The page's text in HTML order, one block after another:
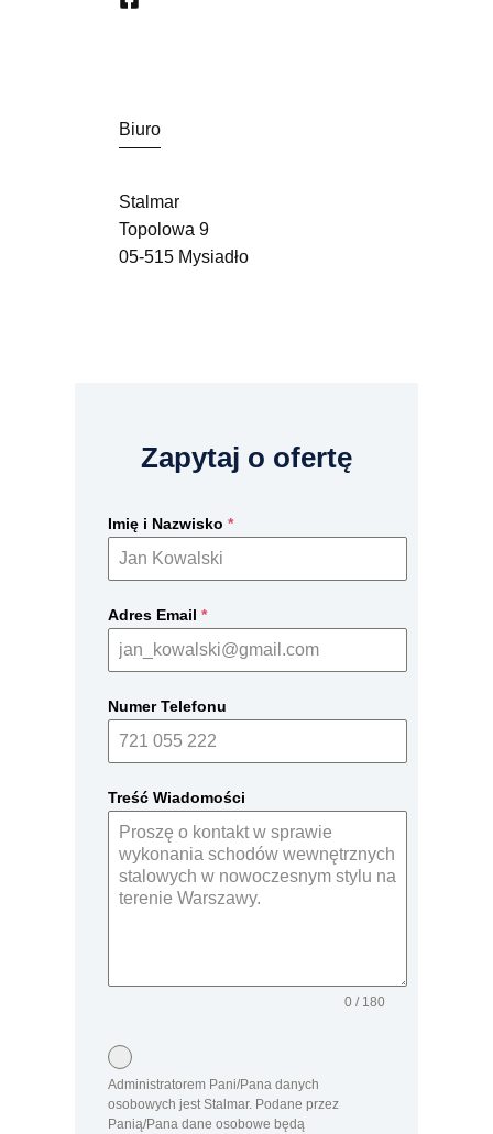
Biuro
Stalmar
Topolowa 9
05-515 Mysiadło
Zapytaj o ofertę
Imię i Nazwisko *
Adres Email *
Numer Telefonu
Treść Wiadomości
0 / 180
Administratorem Pani/Pana danych
osobowych jest Stalmar. Podane przez
Panią/Pana dane osobowe będą